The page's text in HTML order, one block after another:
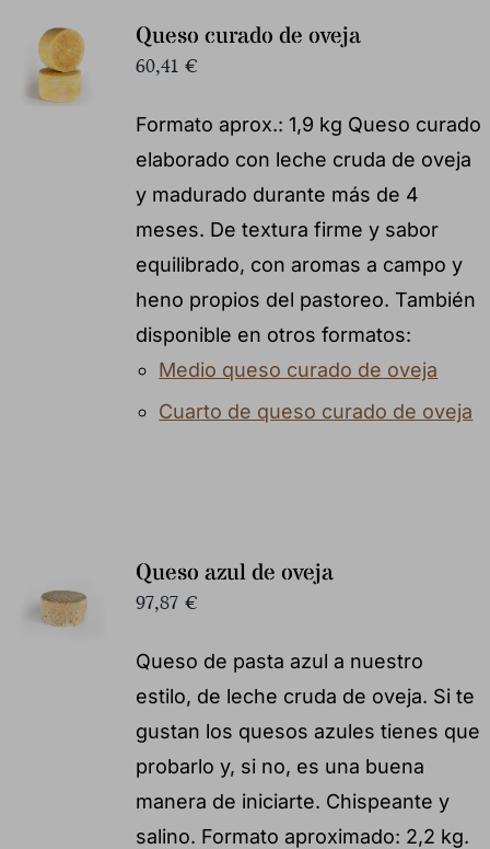
Queso curado de oveja
60,41 €
Formato aprox.: 1,9 kg Queso curado
elaborado con leche cruda de oveja
y madurado durante más de 4
meses. De textura firme y sabor
equilibrado, con aromas a campo y
heno propios del pastoreo. También
disponible en otros formatos:
Medio queso curado de oveja
Cuarto de queso curado de oveja
Queso azul de oveja
97,87 €
Queso de pasta azul a nuestro
estilo, de leche cruda de oveja. Si te
gustan los quesos azules tienes que
probarlo y, si no, es una buena
manera de iniciarte. Chispeante y
salino. Formato aproximado: 2,2 kg.